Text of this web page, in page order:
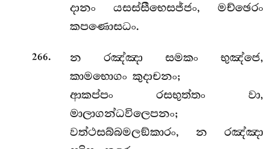
දානං යසස්සීභෙසජ්ජං, මච්ඡෙරං
කපණොසධං.
266.
න රඤ්ඤා සමකං භුඤ්ජෙ,
කාමභොගං කුදාචනං;
ආකප්පං රසභුත්තං වා,
මාලාගන්ධවිලෙපනං;
වත්ථසබ්බමලඞ්කාරං, න රඤ්ඤා